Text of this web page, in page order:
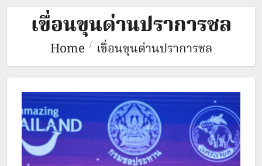
เขื่อนขุนด่านปราการชล
Home เขื่อนขุนด่านปราการชล